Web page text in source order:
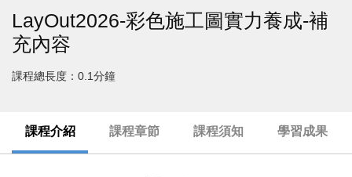
LayOut2026-彩色施工圖實力養成-補
充內容
課程總長度：0.1分鐘
課程介紹 課程章節 課程須知 學習成果